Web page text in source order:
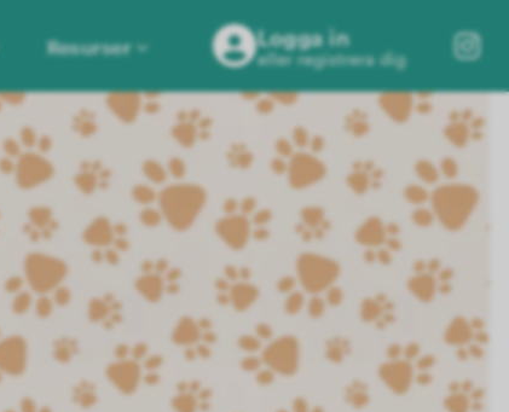
Resurser Logga in
eller registrera dig